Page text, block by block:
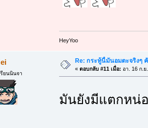
็HeyYoo
ยนนินจา
Re: กระทู้นี้มันอมตะจริงๆ
« ตอบกลับ #11 เมื่อ: อา. 16 ก.ย
มันยังมีแตกหน่